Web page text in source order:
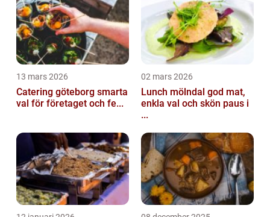
13 mars 2026
Catering göteborg smarta
val för företaget och fe...
02 mars 2026
Lunch mölndal god mat,
enkla val och skön paus i
...